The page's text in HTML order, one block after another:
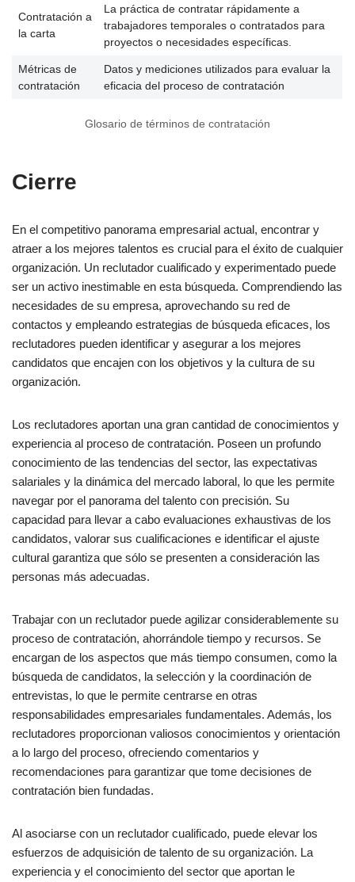
Contratación a
la carta
La práctica de contratar rápidamente a
trabajadores temporales o contratados para
proyectos o necesidades específicas.
Métricas de
contratación
Datos y mediciones utilizados para evaluar la
eficacia del proceso de contratación
Glosario de términos de contratación
Cierre
En el competitivo panorama empresarial actual, encontrar y
atraer a los mejores talentos es crucial para el éxito de cualquier
organización. Un reclutador cualificado y experimentado puede
ser un activo inestimable en esta búsqueda. Comprendiendo las
necesidades de su empresa, aprovechando su red de
contactos y empleando estrategias de búsqueda eficaces, los
reclutadores pueden identificar y asegurar a los mejores
candidatos que encajen con los objetivos y la cultura de su
organización.
Los reclutadores aportan una gran cantidad de conocimientos y
experiencia al proceso de contratación. Poseen un profundo
conocimiento de las tendencias del sector, las expectativas
salariales y la dinámica del mercado laboral, lo que les permite
navegar por el panorama del talento con precisión. Su
capacidad para llevar a cabo evaluaciones exhaustivas de los
candidatos, valorar sus cualificaciones e identificar el ajuste
cultural garantiza que sólo se presenten a consideración las
personas más adecuadas.
Trabajar con un reclutador puede agilizar considerablemente su
proceso de contratación, ahorrándole tiempo y recursos. Se
encargan de los aspectos que más tiempo consumen, como la
búsqueda de candidatos, la selección y la coordinación de
entrevistas, lo que le permite centrarse en otras
responsabilidades empresariales fundamentales. Además, los
reclutadores proporcionan valiosos conocimientos y orientación
a lo largo del proceso, ofreciendo comentarios y
recomendaciones para garantizar que tome decisiones de
contratación bien fundadas.
Al asociarse con un reclutador cualificado, puede elevar los
esfuerzos de adquisición de talento de su organización. La
experiencia y el conocimiento del sector que aportan le